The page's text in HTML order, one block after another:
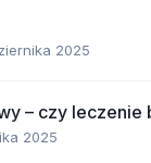
2025
– czy
2025